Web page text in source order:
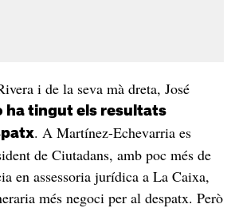
i de la seva mà dreta, José
ha tingut els resultats
. A Martínez-Echevarria es
de Ciutadans, amb poc més de
en assessoria jurídica a La Caixa,
més negoci per al despatx. Però